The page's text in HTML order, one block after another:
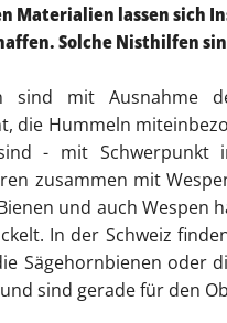
Materialien lassen sich
Solche Nisthilfen
sind mit Ausnahme
die Hummeln
- mit Schwerpunkt
zusammen mit
und auch Wespen
In der Schweiz
Sägehornbienen oder
sind gerade für den